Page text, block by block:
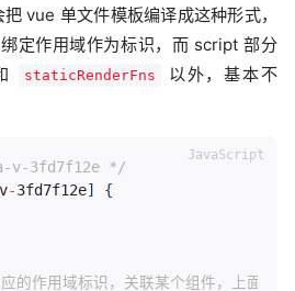
vue 单文件模板编译成这种形式，
定作用域作为标识，而 script 部分
staticRenderFns
以外，基本不
v-3fd7f12e */
v-3fd7f12e]
{
的作用域标识，关联某个组件，上面